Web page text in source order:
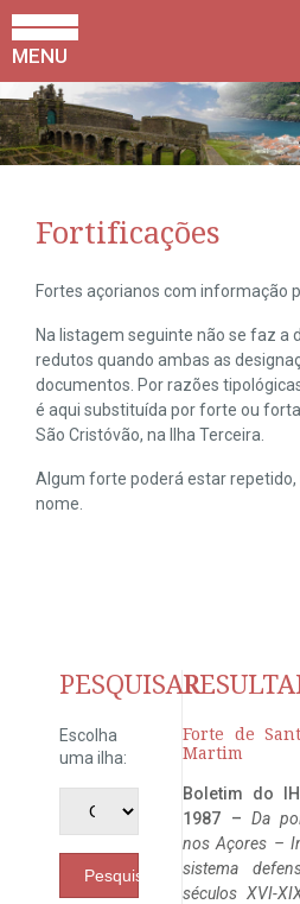
MENU
Fortificações
Fortes açorianos com informação
Na listagem seguinte não se faz a
redutos quando ambas as
documentos. Por razões
é aqui substituída por forte ou
São Cristóvão, na Ilha Terceira.
Algum forte poderá estar
nome.
PESQUISAR
Escolha
uma ilha:
Pesquisar
Forte de
Martim
Boletim do
1987 – Da
nos Açores –
sistema
séculos XVI-